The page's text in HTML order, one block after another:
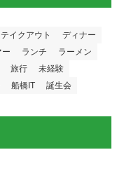
テイクアウト
ディナー
ー ランチ
ラーメン
旅行
未経験
船橋IT 誕生会